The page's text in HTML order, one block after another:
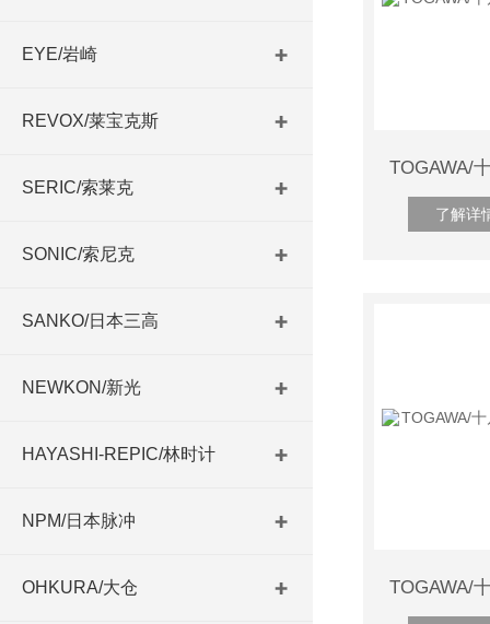
EYE/岩崎
REVOX/莱宝克斯
SERIC/索莱克
SONIC/索尼克
SANKO/日本三高
NEWKON/新光
HAYASHI-REPIC/林时计
NPM/日本脉冲
OHKURA/大仓
了解详